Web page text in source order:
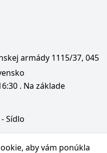
aby vám ponúkla
armády 1115/37, 045
. Na základe
Sídlo